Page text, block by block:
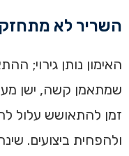
השריר לא מתחזק
האימון נותן גירוי;
שמתאמן קשה, ישן
זמן להתאושש עלול
ולהפחית ביצועים.